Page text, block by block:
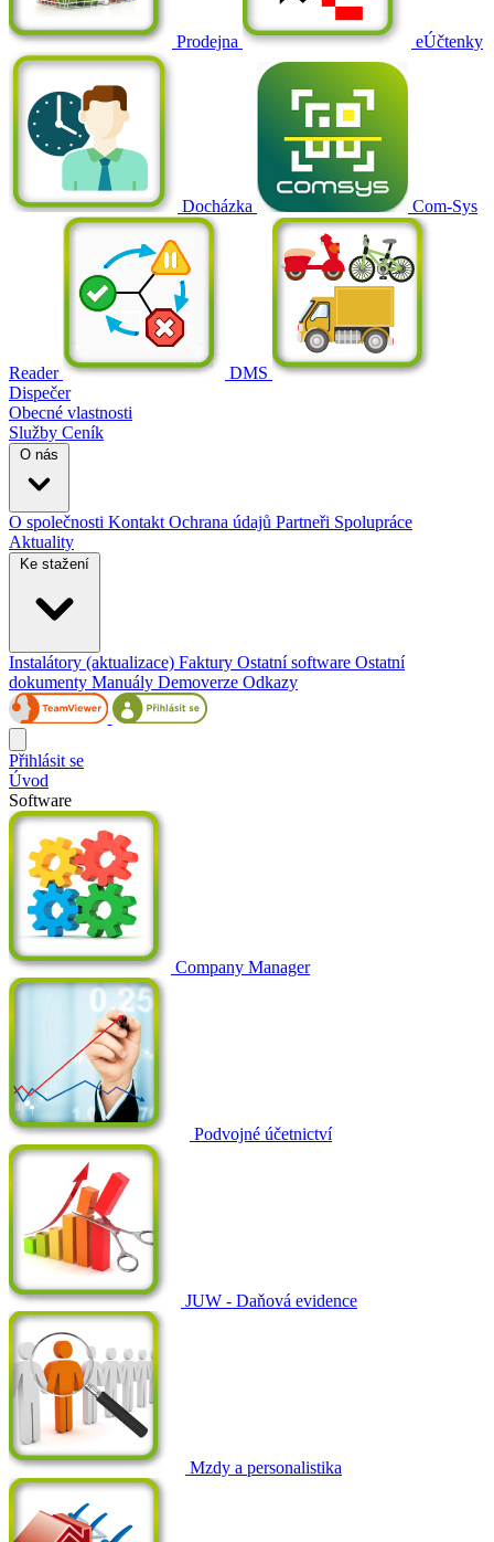
Prodejna eÚčtenky
Docházka Com-Sys
Reader
DMS
Dispečer
Obecné vlastnosti
Služby Ceník
O nás
O společnosti Kontakt Ochrana údajů Partneři Spolupráce
Aktuality
Ke stažení
Instalátory (aktualizace) Faktury Ostatní software Ostatní
dokumenty Manuály Demoverze Odkazy
Přihlásit se
Úvod
Software
Company Manager
Podvojné účetnictví
JUW - Daňová evidence
Mzdy a personalistika